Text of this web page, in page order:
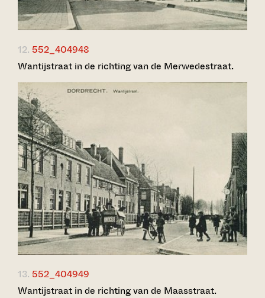
12. 552_404948
Wantijstraat in de richting van de Merwedestraat.
13. 552_404949
Wantijstraat in de richting van de Maasstraat.